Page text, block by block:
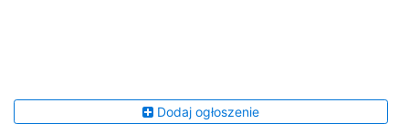
Dodaj ogłoszenie